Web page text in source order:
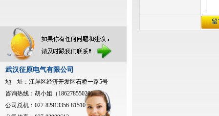
武汉征原电气有限公司
地 址：江岸区经济开发区石桥一路5号
咨询热线：胡小姐（18627855020）
公司总机：027-82913356-81510